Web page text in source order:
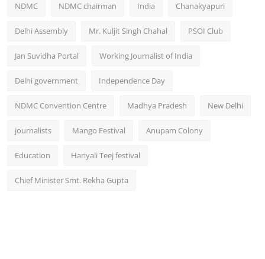
NDMC NDMC chairman India Chanakyapuri
Delhi Assembly Mr. Kuljit Singh Chahal PSOI Club
Jan Suvidha Portal Working Journalist of India
Delhi government Independence Day
NDMC Convention Centre Madhya Pradesh New Delhi
journalists Mango Festival Anupam Colony
Education Hariyali Teej festival
Chief Minister Smt. Rekha Gupta